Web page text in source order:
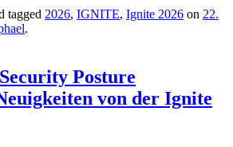
tagged 2026, IGNITE, Ignite 2026 on 22.
.
Posture
von der Ignite